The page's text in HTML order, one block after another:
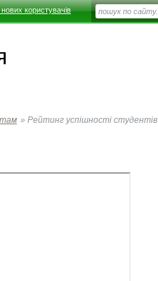
користувачів
» Рейтинг успішності студентів